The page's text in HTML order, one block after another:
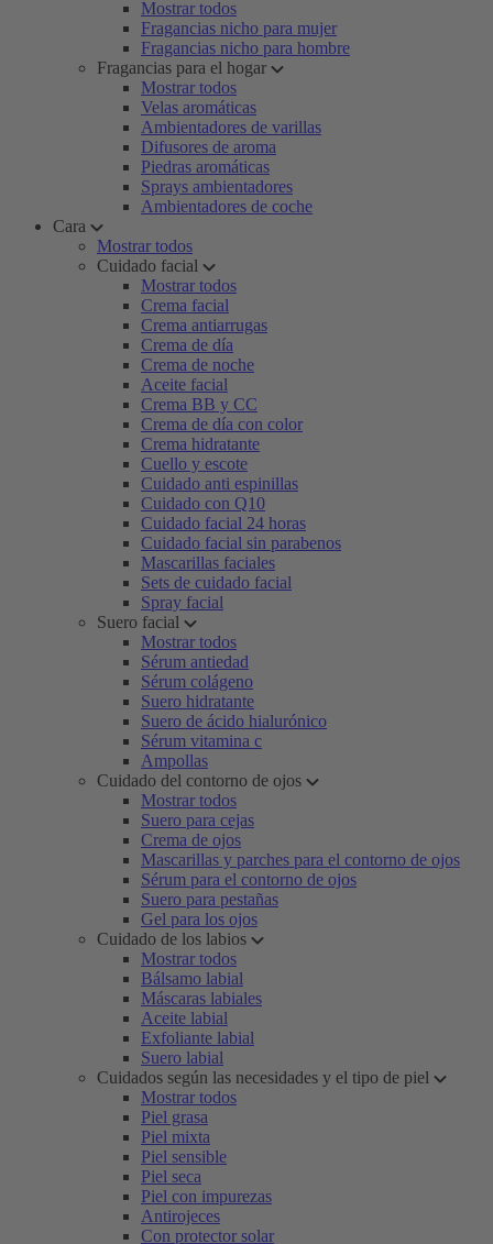
Mostrar todos
Fragancias nicho para mujer
Fragancias nicho para hombre
Fragancias para el hogar
Mostrar todos
Velas aromáticas
Ambientadores de varillas
Difusores de aroma
Piedras aromáticas
Sprays ambientadores
Ambientadores de coche
Cara
Mostrar todos
Cuidado facial
Mostrar todos
Crema facial
Crema antiarrugas
Crema de día
Crema de noche
Aceite facial
Crema BB y CC
Crema de día con color
Crema hidratante
Cuello y escote
Cuidado anti espinillas
Cuidado con Q10
Cuidado facial 24 horas
Cuidado facial sin parabenos
Mascarillas faciales
Sets de cuidado facial
Spray facial
Suero facial
Mostrar todos
Sérum antiedad
Sérum colágeno
Suero hidratante
Suero de ácido hialurónico
Sérum vitamina c
Ampollas
Cuidado del contorno de ojos
Mostrar todos
Suero para cejas
Crema de ojos
Mascarillas y parches para el contorno de ojos
Sérum para el contorno de ojos
Suero para pestañas
Gel para los ojos
Cuidado de los labios
Mostrar todos
Bálsamo labial
Máscaras labiales
Aceite labial
Exfoliante labial
Suero labial
Cuidados según las necesidades y el tipo de piel
Mostrar todos
Piel grasa
Piel mixta
Piel sensible
Piel seca
Piel con impurezas
Antirojeces
Con protector solar